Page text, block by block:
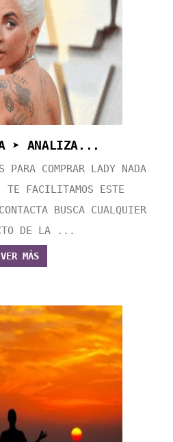
➤ ANALIZA...
PARA COMPRAR LADY NADA
TE FACILITAMOS ESTE
BUSCA CUALQUIER
DE LA ...
VER MÁS